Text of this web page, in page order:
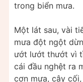
trong biển mưa.
Một lát sau, vài
mưa đột ngột
ướt lướt thướt vì
cái đầu nghệt ra
cơn mưa, cây